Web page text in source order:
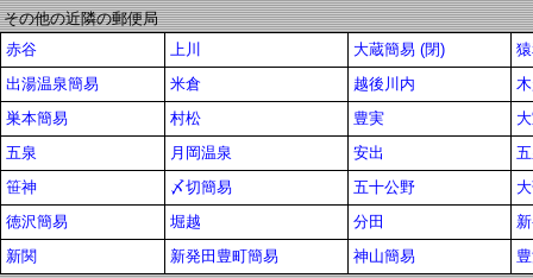
その他の近隣の郵便局
赤谷
上川 大蔵簡易 (閉)
出湯温泉簡易
米倉 越後川内
巣本簡易
村松 豊実
五泉
月岡温泉 安出
笹神
〆切簡易 五十公野
徳沢簡易
堀越 分田
新関
新発田豊町簡易 神山簡易